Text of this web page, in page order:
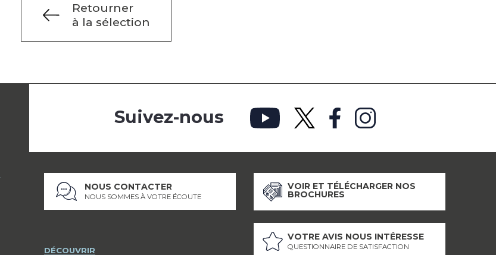
Retourner
à la sélection
Suivez-nous
NOUS CONTACTER
NOUS SOMMES À VOTRE ÉCOUTE
DÉCOUVRIR
VOIR ET TÉLÉCHARGER NOS
BROCHURES
VOTRE AVIS NOUS INTÉRESSE
QUESTIONNAIRE DE SATISFACTION